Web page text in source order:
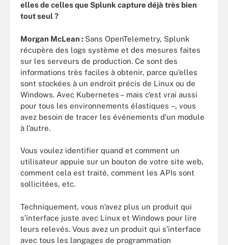
elles de celles que Splunk capture déjà très bien
tout seul ?
Morgan McLean : Sans OpenTelemetry, Splunk
récupère des logs système et des mesures faites
sur les serveurs de production. Ce sont des
informations très faciles à obtenir, parce qu’elles
sont stockées à un endroit précis de Linux ou de
Windows. Avec Kubernetes – mais c’est vrai aussi
pour tous les environnements élastiques –, vous
avez besoin de tracer les événements d’un module
à l’autre.
Vous voulez identifier quand et comment un
utilisateur appuie sur un bouton de votre site web,
comment cela est traité, comment les APIs sont
sollicitées, etc.
Techniquement, vous n’avez plus un produit qui
s’interface juste avec Linux et Windows pour lire
leurs relevés. Vous avez un produit qui s’interface
avec tous les langages de programmation